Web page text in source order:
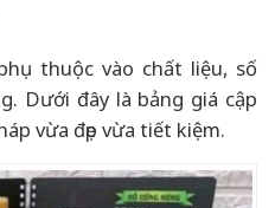
thuộc vào chất liệu, số
Dưới đây là bảng giá cập
vừa đẹp vừa tiết kiệm.